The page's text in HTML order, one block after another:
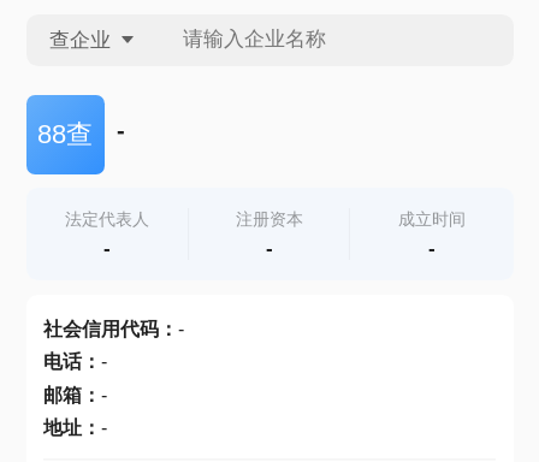
查企业
查企业
查产地
88查 -
法定代表人
-
注册资本
-
成立时间
-
社会信用代码： -
电话： -
邮箱： -
地址： -